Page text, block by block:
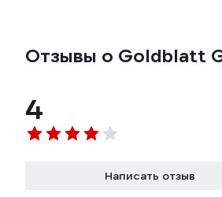
Отзывы о Goldblatt
4
Написать отзыв